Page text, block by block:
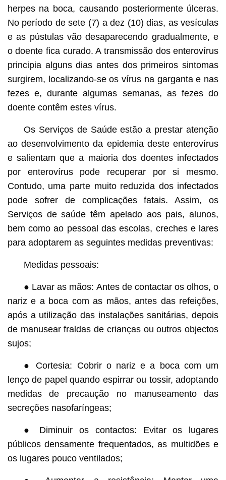
herpes na boca, causando posteriormente úlceras.
No período de sete (7) a dez (10) dias, as vesículas
e as pústulas vão desaparecendo gradualmente, e
o doente fica curado. A transmissão dos enterovírus
principia alguns dias antes dos primeiros sintomas
surgirem, localizando-se os vírus na garganta e nas
fezes e, durante algumas semanas, as fezes do
doente contêm estes vírus.
Os Serviços de Saúde estão a prestar atenção
ao desenvolvimento da epidemia deste enterovírus
e salientam que a maioria dos doentes infectados
por enterovírus pode recuperar por si mesmo.
Contudo, uma parte muito reduzida dos infectados
pode sofrer de complicações fatais. Assim, os
Serviços de saúde têm apelado aos pais, alunos,
bem como ao pessoal das escolas, creches e lares
para adoptarem as seguintes medidas preventivas:
Medidas pessoais:
● Lavar as mãos: Antes de contactar os olhos, o
nariz e a boca com as mãos, antes das refeições,
após a utilização das instalações sanitárias, depois
de manusear fraldas de crianças ou outros objectos
sujos;
● Cortesia: Cobrir o nariz e a boca com um
lenço de papel quando espirrar ou tossir, adoptando
medidas de precaução no manuseamento das
secreções nasofaríngeas;
● Diminuir os contactos: Evitar os lugares
públicos densamente frequentados, as multidões e
os lugares pouco ventilados;